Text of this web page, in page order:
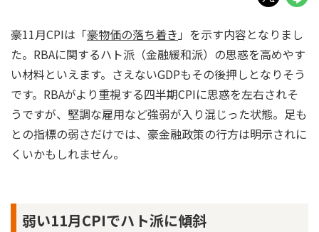
豪11月CPIは「豪物価の落ち着き 」を示す内容となりまし
た。RBAに関するハト派（金融緩和派）の思惑を高めやす
い材料といえます。さえないGDPもその後押しとなりそう
です。RBAがより重視する四半期CPIに思惑を左右されそ
うですが、堅調な雇用など強弱が入り混じった状態。足も
との指標の弱さだけでは、豪金融政策の行方は明示されに
くいかもしれません。
弱い11月CPIでハト派に傾斜